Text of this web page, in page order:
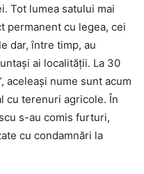
Tot lumea satului mai
permanent cu legea, cei
dar, între timp, au
ai localității. La 30
aceleași nume sunt acum
cu terenuri agricole. În
s-au comis furturi,
cu condamnări la
primarului.